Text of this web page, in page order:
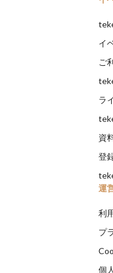
イ
ご
ラ
資
登
運
利
プ
個